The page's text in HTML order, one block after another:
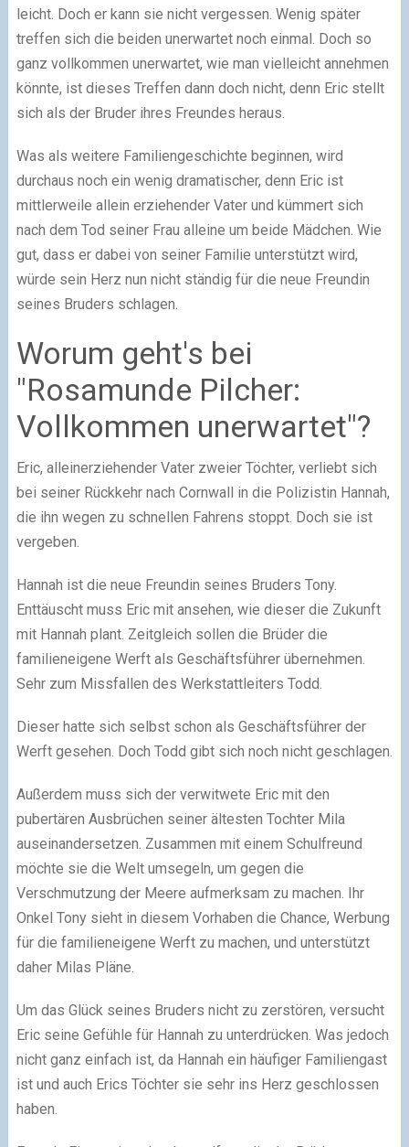
leicht. Doch er kann sie nicht vergessen. Wenig später
treffen sich die beiden unerwartet noch einmal. Doch so
ganz vollkommen unerwartet, wie man vielleicht annehmen
könnte, ist dieses Treffen dann doch nicht, denn Eric stellt
sich als der Bruder ihres Freundes heraus.
Was als weitere Familiengeschichte beginnen, wird
durchaus noch ein wenig dramatischer, denn Eric ist
mittlerweile allein erziehender Vater und kümmert sich
nach dem Tod seiner Frau alleine um beide Mädchen. Wie
gut, dass er dabei von seiner Familie unterstützt wird,
würde sein Herz nun nicht ständig für die neue Freundin
seines Bruders schlagen.
Worum geht's bei
"Rosamunde Pilcher:
Vollkommen unerwartet"?
Eric, alleinerziehender Vater zweier Töchter, verliebt sich
bei seiner Rückkehr nach Cornwall in die Polizistin Hannah,
die ihn wegen zu schnellen Fahrens stoppt. Doch sie ist
vergeben.
Hannah ist die neue Freundin seines Bruders Tony.
Enttäuscht muss Eric mit ansehen, wie dieser die Zukunft
mit Hannah plant. Zeitgleich sollen die Brüder die
familieneigene Werft als Geschäftsführer übernehmen.
Sehr zum Missfallen des Werkstattleiters Todd.
Dieser hatte sich selbst schon als Geschäftsführer der
Werft gesehen. Doch Todd gibt sich noch nicht geschlagen.
Außerdem muss sich der verwitwete Eric mit den
pubertären Ausbrüchen seiner ältesten Tochter Mila
auseinandersetzen. Zusammen mit einem Schulfreund
möchte sie die Welt umsegeln, um gegen die
Verschmutzung der Meere aufmerksam zu machen. Ihr
Onkel Tony sieht in diesem Vorhaben die Chance, Werbung
für die familieneigene Werft zu machen, und unterstützt
daher Milas Pläne.
Um das Glück seines Bruders nicht zu zerstören, versucht
Eric seine Gefühle für Hannah zu unterdrücken. Was jedoch
nicht ganz einfach ist, da Hannah ein häufiger Familiengast
ist und auch Erics Töchter sie sehr ins Herz geschlossen
haben.